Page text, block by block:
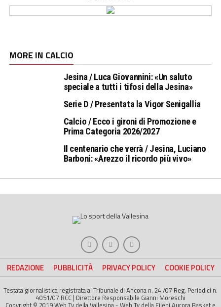
MORE IN CALCIO
Jesina / Luca Giovannini: «Un saluto
speciale a tutti i tifosi della Jesina»
Serie D / Presentata la Vigor Senigallia
Calcio / Ecco i gironi di Promozione e
Prima Categoria 2026/2027
Il centenario che verrà / Jesina, Luciano
Barboni: «Arezzo il ricordo più vivo»
REDAZIONE PUBBLICITÀ PRIVACY POLICY COOKIE POLICY
Testata giornalistica registrata al Tribunale di Ancona n. 24 /07 Reg. Periodici n.
4051/07 RCC | Direttore Responsabile Gianni Moreschi